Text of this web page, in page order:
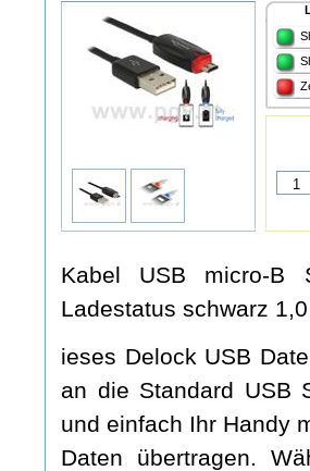
Kabel USB micro-
Ladestatus schwarz
ieses Delock USB
an die Standard USB
und einfach Ihr Handy
Daten übertragen.